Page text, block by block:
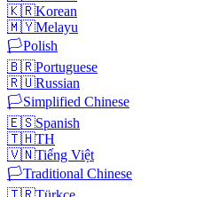
🇰🇷Korean
🇲🇾Melayu
🏳️Polish
🇧🇷Portuguese
🇷🇺Russian
🏳️Simplified Chinese
🇪🇸Spanish
🇹🇭TH
🇻🇳Tiếng Việt
🏳️Traditional Chinese